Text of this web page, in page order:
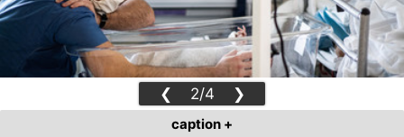
❮ 2/4 ❯
caption +